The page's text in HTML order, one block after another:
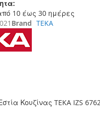
10 έως 30 ημέρες
Brand TEKA
Κουζίνας TEKA IZS